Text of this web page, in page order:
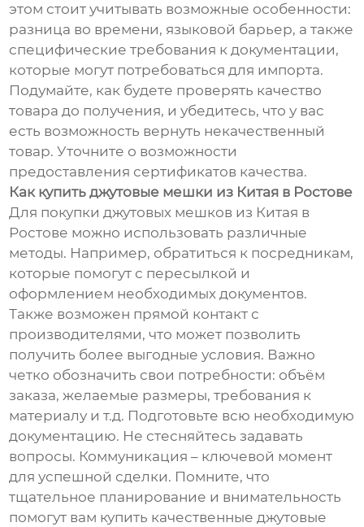
этом стоит учитывать возможные особенности:
разница во времени, языковой барьер, а также
специфические требования к документации,
которые могут потребоваться для импорта.
Подумайте, как будете проверять качество
товара до получения, и убедитесь, что у вас
есть возможность вернуть некачественный
товар. Уточните о возможности
предоставления сертификатов качества.
Как купить джутовые мешки из Китая в Ростове
Для покупки джутовых мешков из Китая в
Ростове можно использовать различные
методы. Например, обратиться к посредникам,
которые помогут с пересылкой и
оформлением необходимых документов.
Также возможен прямой контакт с
производителями, что может позволить
получить более выгодные условия. Важно
четко обозначить свои потребности: объём
заказа, желаемые размеры, требования к
материалу и т.д. Подготовьте всю необходимую
документацию. Не стесняйтесь задавать
вопросы. Коммуникация – ключевой момент
для успешной сделки. Помните, что
тщательное планирование и внимательность
помогут вам купить качественные джутовые